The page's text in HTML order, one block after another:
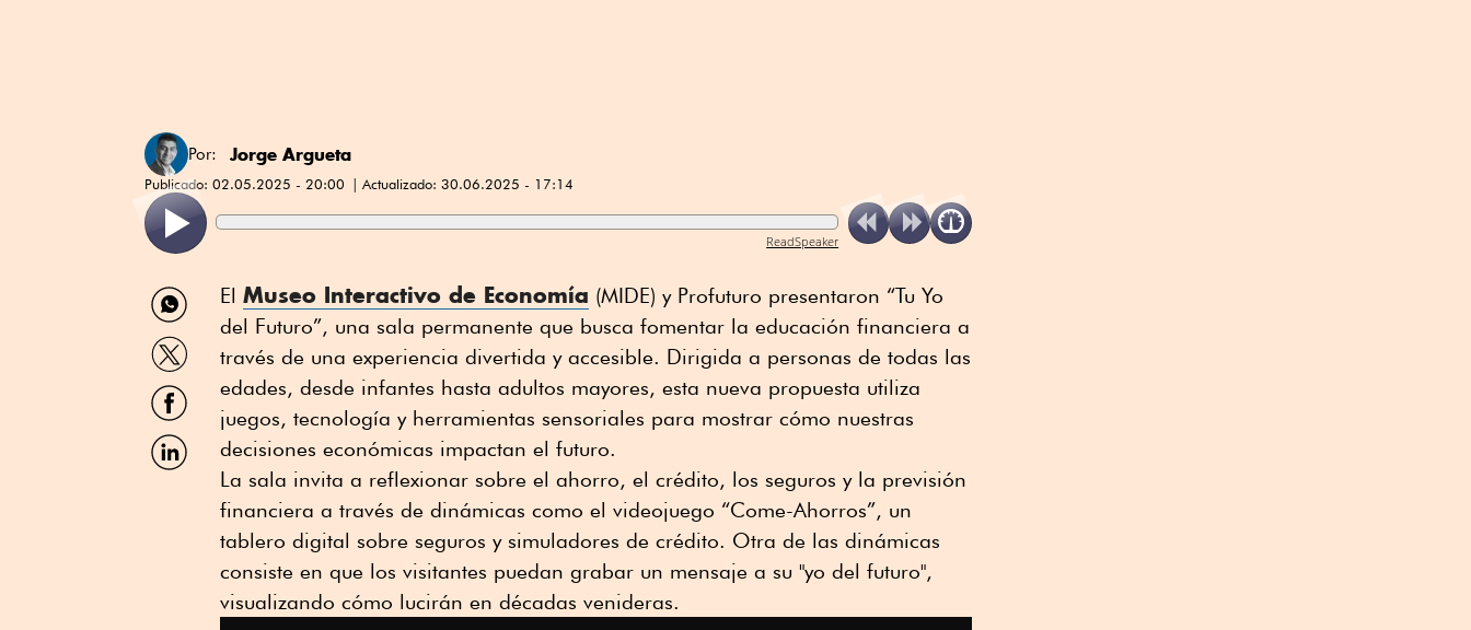
Por: Jorge Argueta
Publicado: 02.05.2025 - 20:00 Actualizado: 30.06.2025 - 17:14
ReadSpeaker
Compartir
por
WhatsApp
Compartir
por
Twitter
Compartir
por
Facebook
Compartir
por
El Museo Interactivo de Economía (MIDE) y Profuturo presentaron “Tu Yo
del Futuro”, una sala permanente que busca fomentar la educación financiera a
través de una experiencia divertida y accesible. Dirigida a personas de todas las
edades, desde infantes hasta adultos mayores, esta nueva propuesta utiliza
juegos, tecnología y herramientas sensoriales para mostrar cómo nuestras
decisiones económicas impactan el futuro.
La sala invita a reflexionar sobre el ahorro, el crédito, los seguros y la previsión
financiera a través de dinámicas como el videojuego “Come-Ahorros”, un
tablero digital sobre seguros y simuladores de crédito. Otra de las dinámicas
consiste en que los visitantes puedan grabar un mensaje a su "yo del futuro",
visualizando cómo lucirán en décadas venideras.